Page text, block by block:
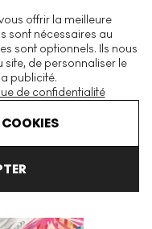
offrir la meilleure
sont nécessaires au
sont optionnels. Ils nous
de personnaliser le
publicité.
de confidentialité
d'estampes et éditions
Catcher Signed Print